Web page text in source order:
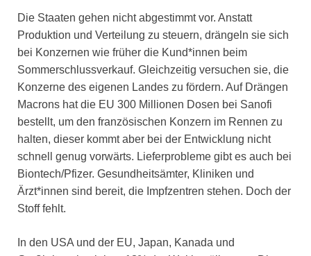
Die Staaten gehen nicht abgestimmt vor. Anstatt
Produktion und Verteilung zu steuern, drängeln sie sich
bei Konzernen wie früher die Kund*innen beim
Sommerschlussverkauf. Gleichzeitig versuchen sie, die
Konzerne des eigenen Landes zu fördern. Auf Drängen
Macrons hat die EU 300 Millionen Dosen bei Sanofi
bestellt, um den französischen Konzern im Rennen zu
halten, dieser kommt aber bei der Entwicklung nicht
schnell genug vorwärts. Lieferprobleme gibt es auch bei
Biontech/Pfizer. Gesundheitsämter, Kliniken und
Ärzt*innen sind bereit, die Impfzentren stehen. Doch der
Stoff fehlt.
In den USA und der EU, Japan, Kanada und